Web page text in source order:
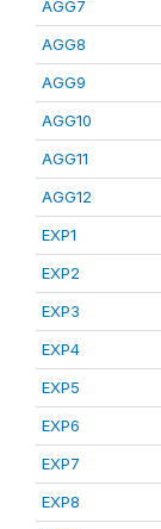
AGG7
AGG8
AGG9
AGG10
AGG11
AGG12
EXP1
EXP2
EXP3
EXP4
EXP5
EXP6
EXP7
EXP8